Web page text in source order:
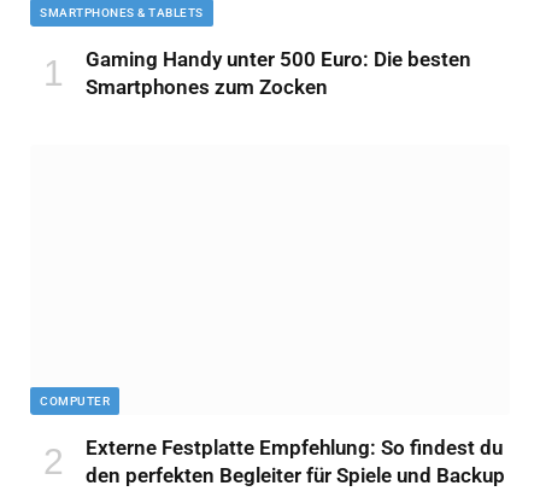
SMARTPHONES & TABLETS
Gaming Handy unter 500 Euro: Die besten
Smartphones zum Zocken
COMPUTER
Externe Festplatte Empfehlung: So findest du
den perfekten Begleiter für Spiele und Backup